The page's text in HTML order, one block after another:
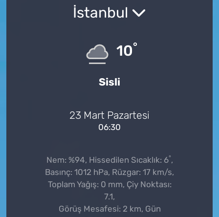
İstanbul
10°
Sisli
23 Mart Pazartesi
06:30
Nem: %94, Hissedilen Sıcaklık: 6°,
Basınç: 1012 hPa, Rüzgar: 17 km/s,
Toplam Yağış: 0 mm, Çiy Noktası:
7.1,
Görüş Mesafesi: 2 km, Gün